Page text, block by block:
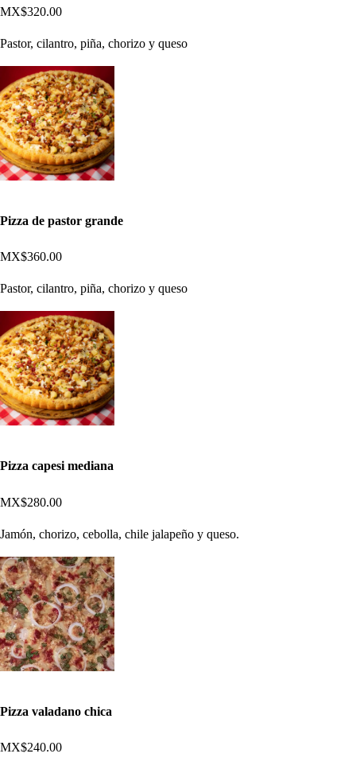
MX$320.00
Pastor, cilantro, piña, chorizo y queso
Pizza de pastor grande
MX$360.00
Pastor, cilantro, piña, chorizo y queso
Pizza capesi mediana
MX$280.00
Jamón, chorizo, cebolla, chile jalapeño y queso.
Pizza valadano chica
MX$240.00